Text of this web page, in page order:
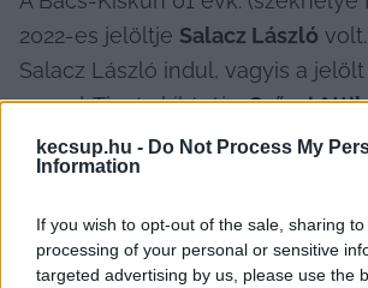
kecsup.hu - Do Not Process My
Information
If you wish to opt-out of the sale, sharing
processing of your personal or sensitive
targeted advertising by us, please use the
2022-es jelöltje Salacz László
Salacz László indul, vagyis a
marad. Tiszás kihívója: Csőszi
A Bács-Kiskun 02 evk. (székhelye
2026-ban Cseh Tamás indul,
változik. Tiszás ellenfele:
Molnár